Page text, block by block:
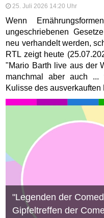
25. Juli 2026 14:20 Uhr
Wenn
ungeschriebenen
neu verhandelt werden,
RTL zeigt heute
"Mario Barth live aus der
manchmal aber auch ...
Kulisse des ausverkauften
"Legenden der
Gipfeltreffen der